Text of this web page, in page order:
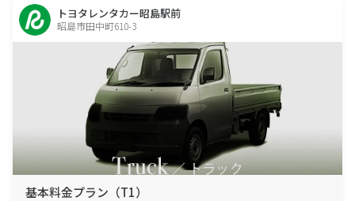
トヨタレンタカー昭島駅前
昭島市田中町610-3
基本料金プラン（T1）